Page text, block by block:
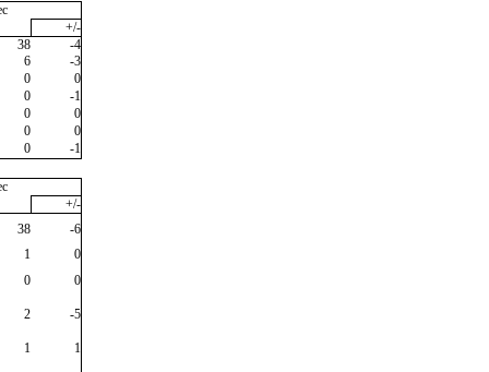
+/-
38
-4
6
-3
0
0
0
-1
0
0
0
0
0
-1
+/-
38
-6
1
0
0
0
2
-5
1
1